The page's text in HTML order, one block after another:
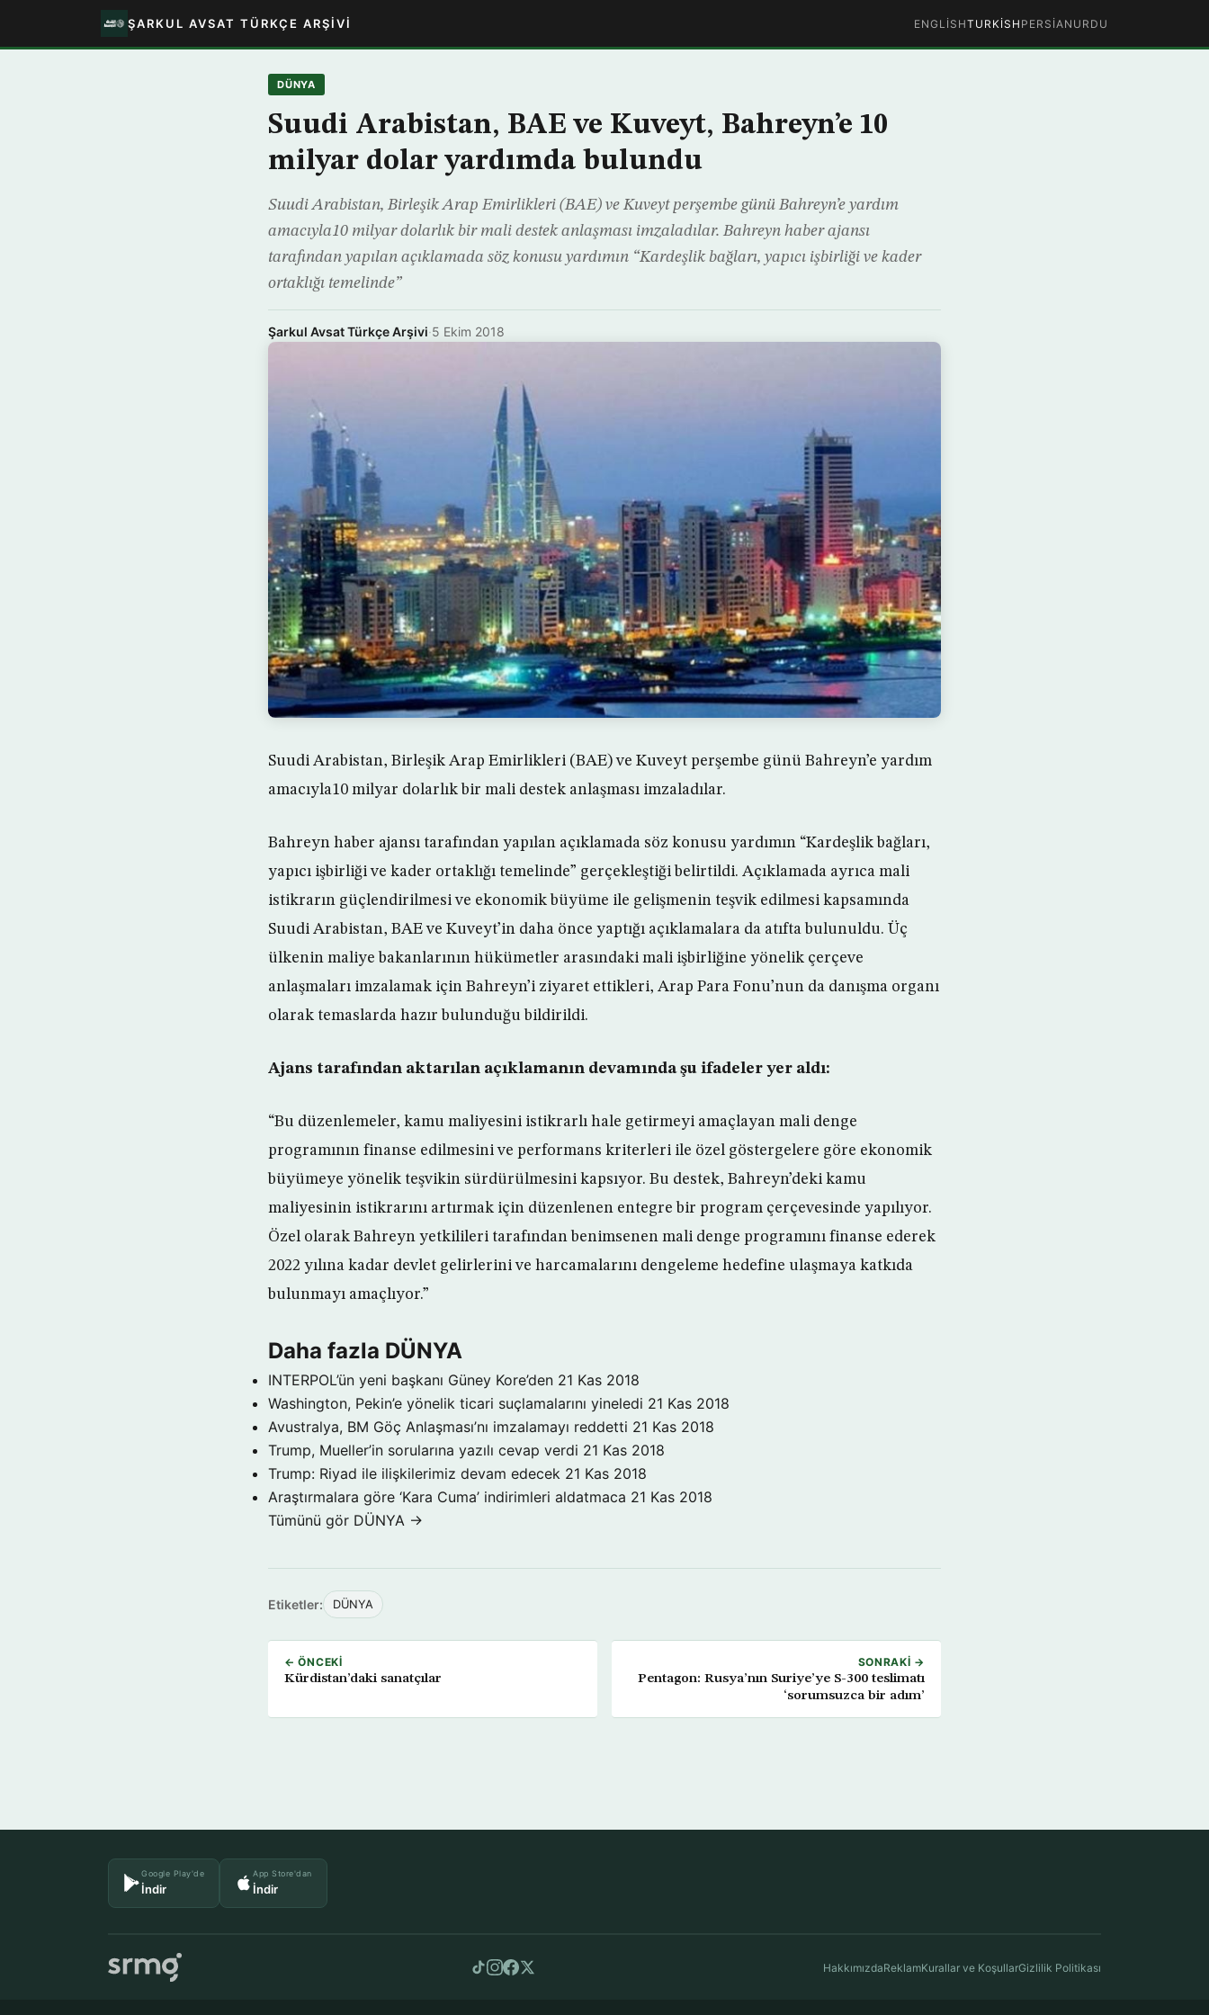
ŞARKUL AVSAT TÜRKÇE ARŞIVI ENGLISHTURKISH PERSIAN URDU
DÜNYA
Suudi Arabistan, BAE ve Kuveyt, Bahreyn’e 10
milyar dolar yardımda bulundu
Suudi Arabistan, Birleşik Arap Emirlikleri (BAE) ve Kuveyt perşembe günü Bahreyn’e yardım
amacıyla10 milyar dolarlık bir mali destek anlaşması imzaladılar. Bahreyn haber ajansı
tarafından yapılan açıklamada söz konusu yardımın “Kardeşlik bağları, yapıcı işbirliği ve kader
ortaklığı temelinde”
Şarkul Avsat Türkçe Arşivi·5 Ekim 2018
Suudi Arabistan, Birleşik Arap Emirlikleri (BAE) ve Kuveyt perşembe günü Bahreyn’e yardım
amacıyla10 milyar dolarlık bir mali destek anlaşması imzaladılar.
Bahreyn haber ajansı tarafından yapılan açıklamada söz konusu yardımın “Kardeşlik bağları,
yapıcı işbirliği ve kader ortaklığı temelinde” gerçekleştiği belirtildi. Açıklamada ayrıca mali
istikrarın güçlendirilmesi ve ekonomik büyüme ile gelişmenin teşvik edilmesi kapsamında
Suudi Arabistan, BAE ve Kuveyt’in daha önce yaptığı açıklamalara da atıfta bulunuldu. Üç
ülkenin maliye bakanlarının hükümetler arasındaki mali işbirliğine yönelik çerçeve
anlaşmaları imzalamak için Bahreyn’i ziyaret ettikleri, Arap Para Fonu’nun da danışma organı
olarak temaslarda hazır bulunduğu bildirildi.
Ajans tarafından aktarılan açıklamanın devamında şu ifadeler yer aldı:
“Bu düzenlemeler, kamu maliyesini istikrarlı hale getirmeyi amaçlayan mali denge
programının finanse edilmesini ve performans kriterleri ile özel göstergelere göre ekonomik
büyümeye yönelik teşvikin sürdürülmesini kapsıyor. Bu destek, Bahreyn’deki kamu
maliyesinin istikrarını artırmak için düzenlenen entegre bir program çerçevesinde yapılıyor.
Özel olarak Bahreyn yetkilileri tarafından benimsenen mali denge programını finanse ederek
2022 yılına kadar devlet gelirlerini ve harcamalarını dengeleme hedefine ulaşmaya katkıda
bulunmayı amaçlıyor.”
Daha fazla DÜNYA
INTERPOL’ün yeni başkanı Güney Kore’den 21 Kas 2018
Washington, Pekin’e yönelik ticari suçlamalarını yineledi 21 Kas 2018
Avustralya, BM Göç Anlaşması’nı imzalamayı reddetti 21 Kas 2018
Trump, Mueller’in sorularına yazılı cevap verdi 21 Kas 2018
Trump: Riyad ile ilişkilerimiz devam edecek 21 Kas 2018
Araştırmalara göre ‘Kara Cuma’ indirimleri aldatmaca 21 Kas 2018
Tümünü gör DÜNYA →
Etiketler: DÜNYA
← ÖNCEKI
Kürdistan’daki sanatçılar
SONRAKI →
Pentagon: Rusya’nın Suriye’ye S-300 teslimatı
‘sorumsuzca bir adım’
Google Play'de
İndir
App Store'dan
İndir
HakkımızdaReklamKurallar ve KoşullarGizlilik Politikası